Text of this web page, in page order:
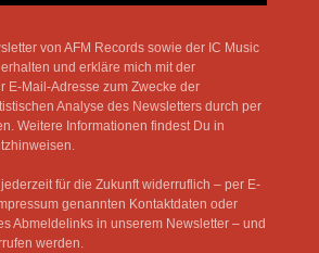
von AFM Records sowie der IC Music
und erkläre mich mit der
E-Mail-Adresse zum Zwecke der
Analyse des Newsletters durch per
Weitere Informationen findest Du in
für die Zukunft widerruflich – per E-
genannten Kontaktdaten oder
Abmeldelinks in unserem Newsletter – und
werden.